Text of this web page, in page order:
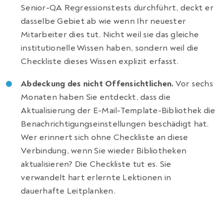
Senior-QA Regressionstests durchführt, deckt er
dasselbe Gebiet ab wie wenn Ihr neuester
Mitarbeiter dies tut. Nicht weil sie das gleiche
institutionelle Wissen haben, sondern weil die
Checkliste dieses Wissen explizit erfasst.
Abdeckung des nicht Offensichtlichen.Vor sechs
Monaten haben Sie entdeckt, dass die
Aktualisierung der E-Mail-Template-Bibliothek die
Benachrichtigungseinstellungen beschädigt hat.
Wer erinnert sich ohne Checkliste an diese
Verbindung, wenn Sie wieder Bibliotheken
aktualisieren? Die Checkliste tut es. Sie
verwandelt hart erlernte Lektionen in
dauerhafte Leitplanken.